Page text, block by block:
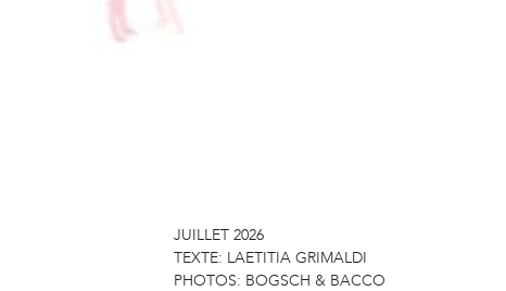
JUILLET 2026
TEXTE: LAETITIA GRIMALDI
PHOTOS: BOGSCH & BACCO